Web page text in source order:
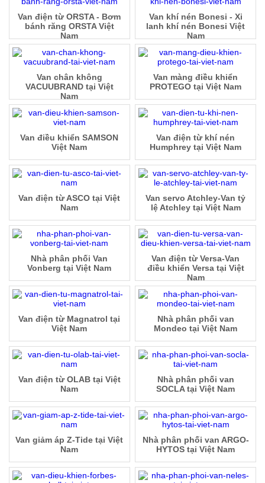
Van điện từ ORSTA - Bơm
bánh răng ORSTA Việt
Nam
Van khí nén Bonesi - Xi
lanh khí nén Bonesi Việt
Nam
Van chân không
VACUUBRAND tại Việt
Nam
Van màng điều khiển
PROTEGO tại Việt Nam
Van điều khiển SAMSON
Việt Nam
Van điện từ khí nén
Humphrey tại Việt Nam
Van điện từ ASCO tại Việt
Nam
Van servo Atchley-Van tỷ
lệ Atchley tại Việt Nam
Nhà phân phối Van
Vonberg tại Việt Nam
Van điện từ Versa-Van
điều khiển Versa tại Việt
Nam
Van điện từ Magnatrol tại
Việt Nam
Nhà phân phối van
Mondeo tại Việt Nam
Van điện từ OLAB tại Việt
Nam
Nhà phân phối van
SOCLA tại Việt Nam
Van giảm áp Z-Tide tại Việt
Nam
Nhà phân phối van ARGO-
HYTOS tại Việt Nam